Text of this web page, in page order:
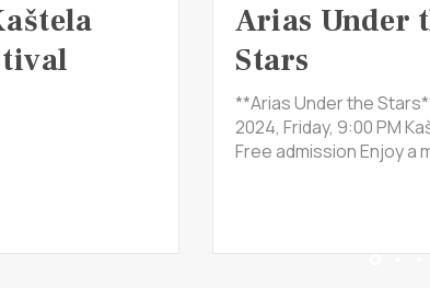
Arias Under
Stars
**Arias Under the
2024, Friday, 9:00 PM
Free admission Enjoy a